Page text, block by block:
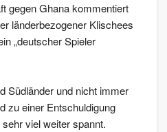
gegen Ghana kommentiert
länderbezogener Klischees
„deutscher Spieler
Südländer und nicht immer
zu einer Entschuldigung
sehr viel weiter spannt.